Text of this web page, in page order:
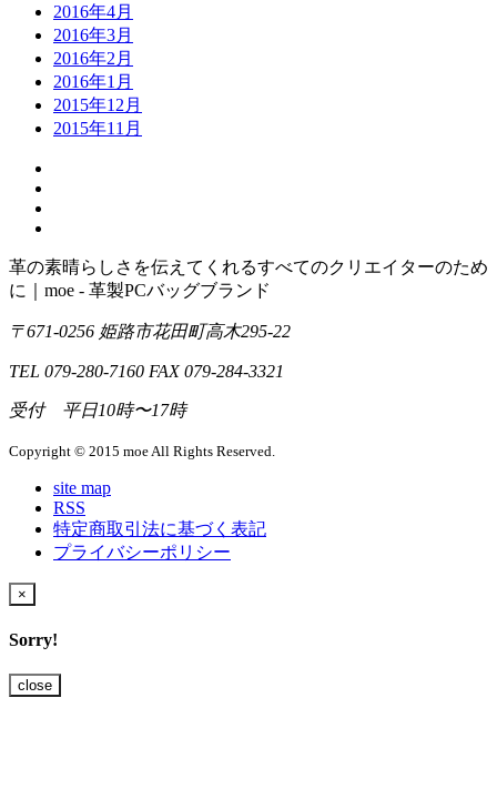
2016年4月
2016年3月
2016年2月
2016年1月
2015年12月
2015年11月
革の素晴らしさを伝えてくれるすべてのクリエイターのため
に｜moe - 革製PCバッグブランド
〒671-0256 姫路市花田町高木295-22
TEL 079-280-7160 FAX 079-284-3321
受付 平日10時〜17時
Copyright © 2015 moe All Rights Reserved.
site map
RSS
特定商取引法に基づく表記
プライバシーポリシー
×
Sorry!
close